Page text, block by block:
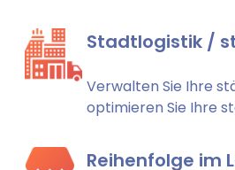
Stadtlogistik /
Verwalten Sie Ihre
optimieren Sie Ihre
Reihenfolge im